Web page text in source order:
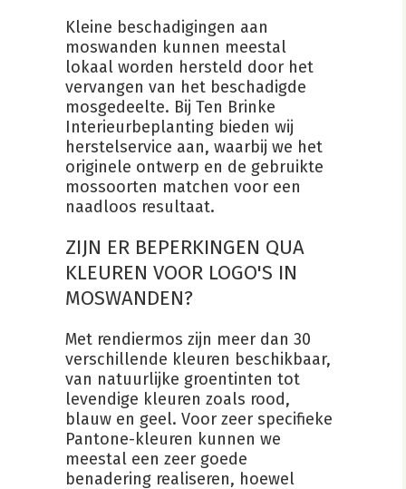
Kleine beschadigingen aan
moswanden kunnen meestal
lokaal worden hersteld door het
vervangen van het beschadigde
mosgedeelte. Bij Ten Brinke
Interieurbeplanting bieden wij
herstelservice aan, waarbij we het
originele ontwerp en de gebruikte
mossoorten matchen voor een
naadloos resultaat.
ZIJN ER BEPERKINGEN QUA
KLEUREN VOOR LOGO'S IN
MOSWANDEN?
Met rendiermos zijn meer dan 30
verschillende kleuren beschikbaar,
van natuurlijke groentinten tot
levendige kleuren zoals rood,
blauw en geel. Voor zeer specifieke
Pantone-kleuren kunnen we
meestal een zeer goede
benadering realiseren, hoewel